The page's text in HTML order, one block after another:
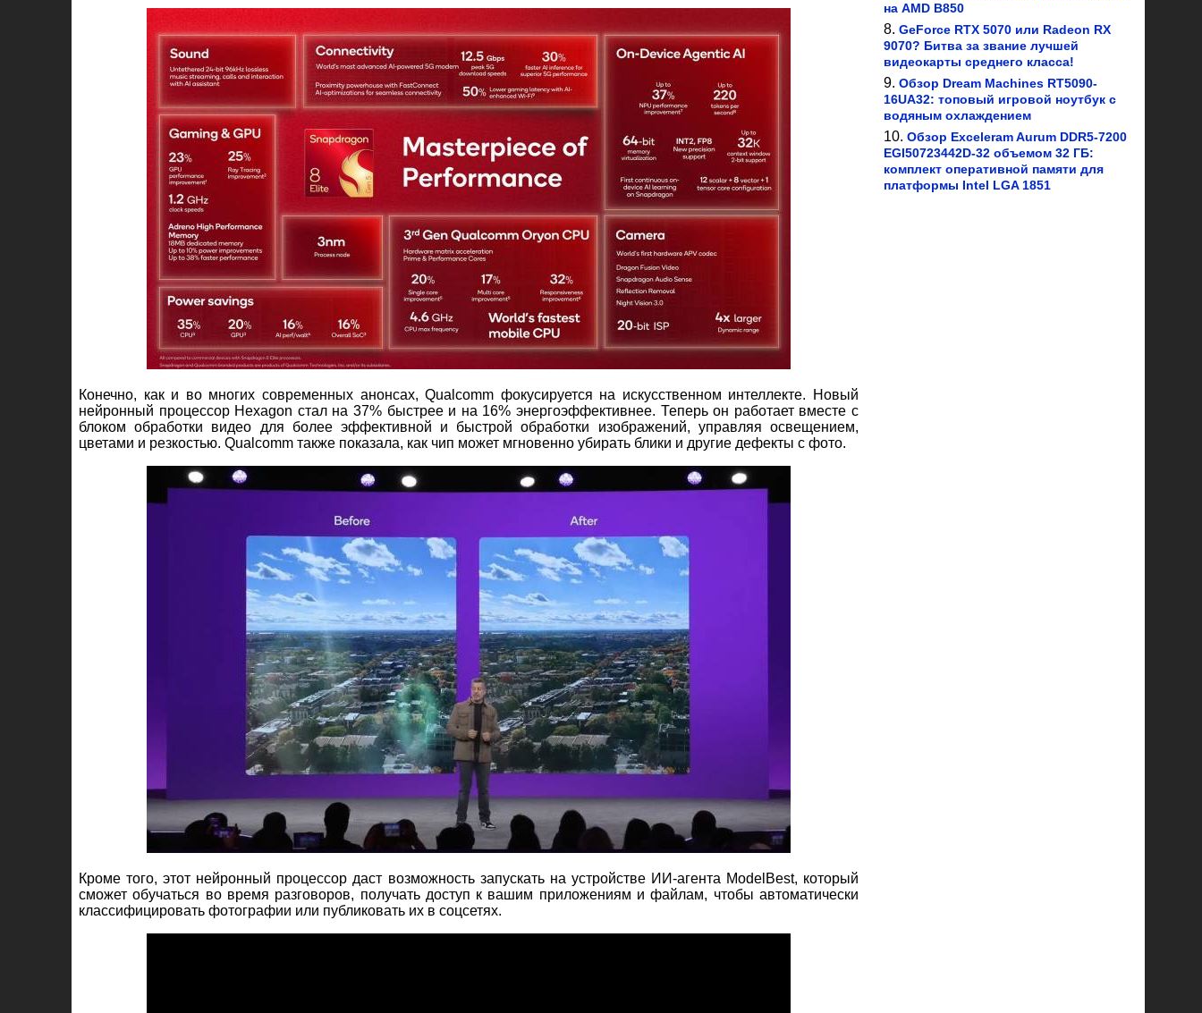
Конечно, как и во многих современных анонсах, Qualcomm фокусируется на искусственном интеллекте. Новый
нейронный процессор Hexagon стал на 37% быстрее и на 16% энергоэффективнее. Теперь он работает вместе с
блоком обработки видео для более эффективной и быстрой обработки изображений, управляя освещением,
цветами и резкостью. Qualcomm также показала, как чип может мгновенно убирать блики и другие дефекты с фото.
Кроме того, этот нейронный процессор даст возможность запускать на устройстве ИИ-агента ModelBest, который
сможет обучаться во время разговоров, получать доступ к вашим приложениям и файлам, чтобы автоматически
классифицировать фотографии или публиковать их в соцсетях.
на AMD B850
GeForce RTX 5070 или Radeon RX
9070? Битва за звание лучшей
видеокарты среднего класса!
Обзор Dream Machines RT5090-
16UA32: топовый игровой ноутбук с
водяным охлаждением
Обзор Exceleram Aurum DDR5-7200
EGI50723442D-32 объемом 32 ГБ:
комплект оперативной памяти для
платформы Intel LGA 1851